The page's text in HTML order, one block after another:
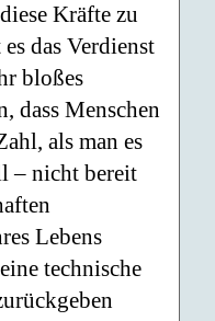
Kräfte zu
das Verdienst
bloßes
dass Menschen
als man es
– nicht bereit
Lebens
technische